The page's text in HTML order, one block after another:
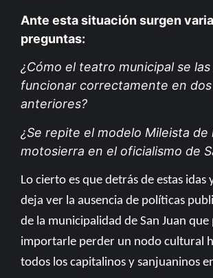
Ante esta situación surgen
preguntas:
¿Cómo el teatro municipal se
funcionar correctamente en
anteriores?
¿Se repite el modelo Mileista de
motosierra en el oficialismo de
Lo cierto es que detrás de estas idas
deja ver la ausencia de políticas
de la municipalidad de San Juan
importarle perder un nodo cultural
todos los capitalinos y sanjuaninos